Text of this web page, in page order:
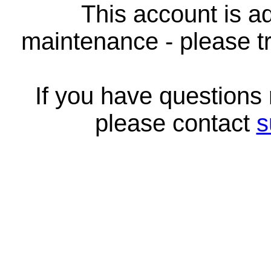
This account is
maintenance - please
If you have
please contact